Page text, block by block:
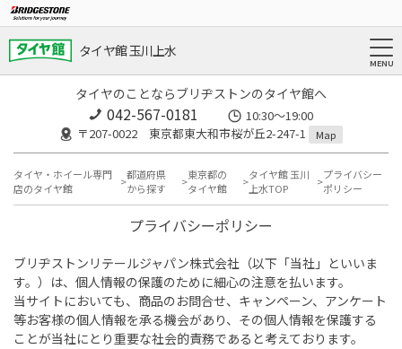
タイヤ館 玉川上水
タイヤのことならブリヂストンのタイヤ館へ
042-567-0181
10:30～19:00
〒207-0022 東京都東大和市桜が丘2-247-1
Map
タイヤ・ホイール専門
店のタイヤ館
都道府県
から探す
東京都の
タイヤ館
タイヤ館 玉川
上水TOP
プライバシー
ポリシー
プライバシーポリシー
ブリヂストンリテールジャパン株式会社（以下「当社」といいま
す。）は、個人情報の保護のために細心の注意を払います。
当サイトにおいても、商品のお問合せ、キャンペーン、アンケート
等お客様の個人情報を承る機会があり、その個人情報を保護する
ことが当社にとり重要な社会的責務であると考えております。